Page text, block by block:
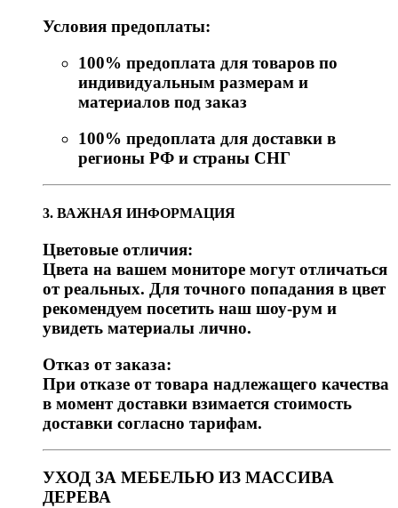
Условия предоплаты:
100% предоплата для товаров по
индивидуальным размерам и
материалов под заказ
100% предоплата для доставки в
регионы РФ и страны СНГ
3. ВАЖНАЯ ИНФОРМАЦИЯ
Цветовые отличия:
Цвета на вашем мониторе могут отличаться
от реальных. Для точного попадания в цвет
рекомендуем посетить наш шоу-рум и
увидеть материалы лично.
Отказ от заказа:
При отказе от товара надлежащего качества
в момент доставки взимается стоимость
доставки согласно тарифам.
УХОД ЗА МЕБЕЛЬЮ ИЗ МАССИВА
ДЕРЕВА